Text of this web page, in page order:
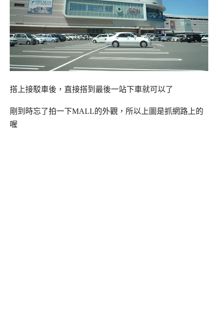
搭上接駁車後，直接搭到最後一站下車就可以了
剛到時忘了拍一下MALL的外觀，所以上圖是抓網路上的
喔